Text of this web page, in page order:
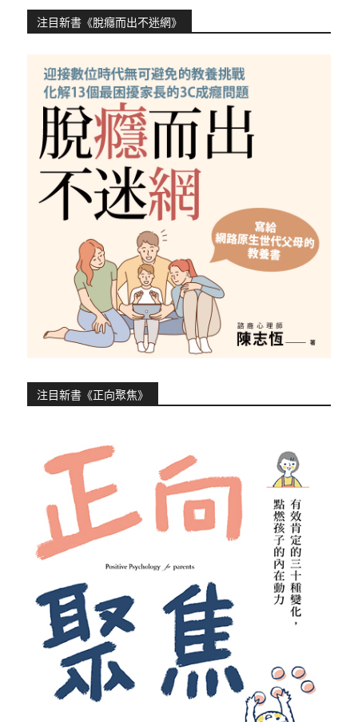
注目新書《脫癮而出不迷網》
注目新書《正向聚焦》